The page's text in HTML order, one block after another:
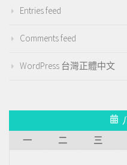
Entries feed
Comments feed
WordPress 台灣正體中文
一
二 三